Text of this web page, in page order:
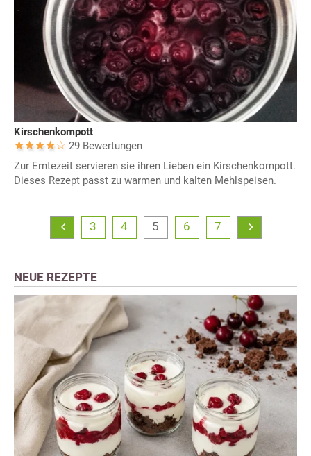
Kirschenkompott
29 Bewertungen
Zur Erntezeit servieren sie ihren Lieben ein Kirschenkompott.
Dieses Rezept passt zu warmen und kalten Mehlspeisen.
3 4 5 6 7
NEUE REZEPTE